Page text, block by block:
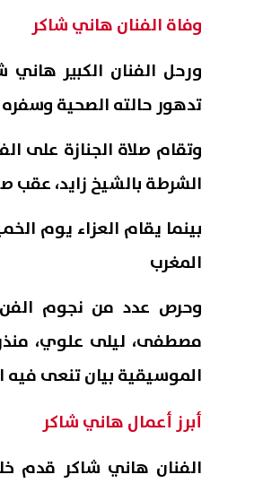
وفاة الفنان هاني شاكر
ورحل الفنان الكبير هاني
تدهور حالته الصحية وسفره
وتقام صلاة الجنازة على
الشرطة بالشيخ زايد، عقب
بينما يقام العزاء يوم
المغرب
وحرص عدد من نجوم الفن
مصطفى، ليلى علوي، منذر
الموسيقية بيان تنعى فيه
أبرز أعمال هاني شاكر
الفنان هاني شاكر قدم